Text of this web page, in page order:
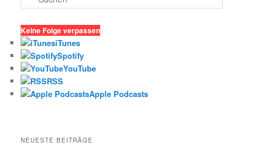
u
h
e
n
Keine Folge verpassen
iTunes
Spotify
YouTube
RSS
Apple Podcasts
NEUESTE BEITRÄGE